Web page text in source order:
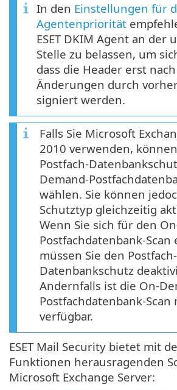
In den Einstellungen für
Agentenpriorität
ESET DKIM Agent an der
Stelle zu belassen, um
dass die Header erst
Änderungen durch
signiert werden.
Falls Sie Microsoft
2010 verwenden,
Postfach-
Demand-
wählen. Sie können
Schutztyp gleichzeitig
Wenn Sie sich für den
Postfachdatenbank-Scan
müssen Sie den Postfach-
Datenbankschutz
Andernfalls ist die On-
Postfachdatenbank-Scan
verfügbar.
ESET Mail Security bietet mit
Funktionen herausragenden
Microsoft Exchange Server: